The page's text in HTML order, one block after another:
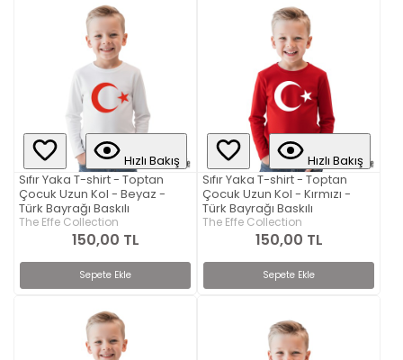
Hızlı Bakış
Sıfır Yaka T-shirt - Toptan
Çocuk Uzun Kol - Beyaz -
Türk Bayrağı Baskılı
The Effe Collection
150,00 TL
Sepete Ekle
Hızlı Bakış
Sıfır Yaka T-shirt - Toptan
Çocuk Uzun Kol - Kırmızı -
Türk Bayrağı Baskılı
The Effe Collection
150,00 TL
Sepete Ekle